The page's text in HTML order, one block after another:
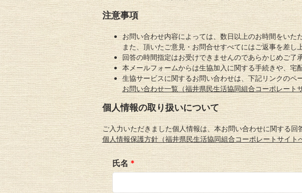
注意事項
お問い合わせ内容によっては、数日以上のお時間をいた
また、頂いたご意見・お問合せすべてにはご返事を差し
回答の時間指定はお受けできませんのであらかじめご了
本メールフォームからは生協加入に関する手続きや、宅
生協サービスに関するお問い合わせは、下記リンクのペ
お問い合わせ一覧（福井県民生活協同組合コーポレート
個人情報の取り扱いについて
ご入力いただきました個人情報は、本お問い合わせに関する
個人情報保護方針（福井県民生活協同組合コーポレートサイト
氏名 *